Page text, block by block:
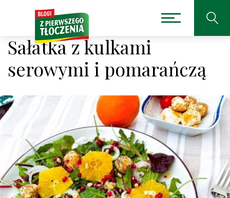
Sałatka z kulkami
serowymi i pomarańczą